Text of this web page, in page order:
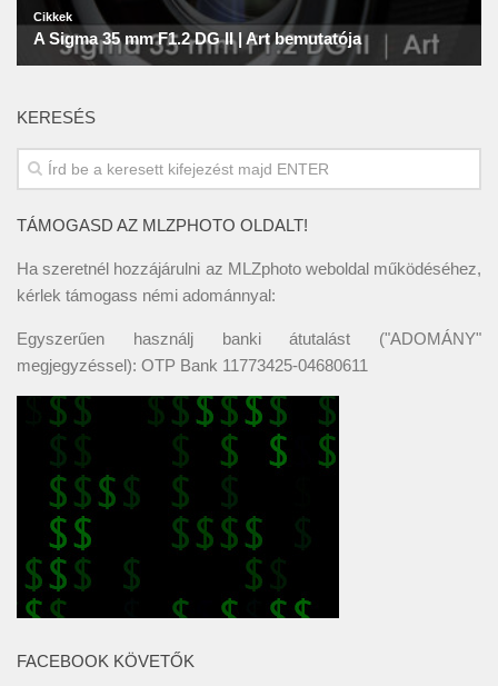
KERESÉS
TÁMOGASD AZ MLZPHOTO OLDALT!
Ha szeretnél hozzájárulni az MLZphoto weboldal működéséhez,
kérlek támogass némi adománnyal:
Egyszerűen használj banki átutalást ("ADOMÁNY"
megjegyzéssel): OTP Bank 11773425-04680611
FACEBOOK KÖVETŐK